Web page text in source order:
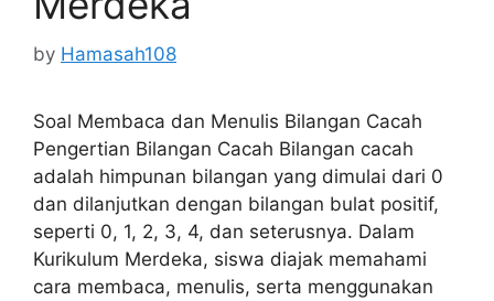
by Hamasah108
Soal Membaca dan Menulis Bilangan Cacah
Pengertian Bilangan Cacah Bilangan cacah
adalah himpunan bilangan yang dimulai dari 0
dan dilanjutkan dengan bilangan bulat positif,
seperti 0, 1, 2, 3, 4, dan seterusnya. Dalam
Kurikulum Merdeka, siswa diajak memahami
cara membaca, menulis, serta menggunakan